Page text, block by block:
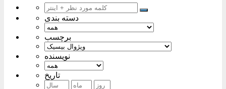
دسته بندی
برچسب
نویسنده
تاریخ